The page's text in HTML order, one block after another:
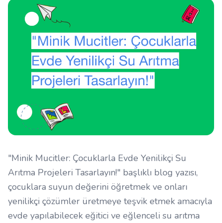
"Minik Mucitler: Çocuklarla Evde Yenilikçi Su
Arıtma Projeleri Tasarlayın!" başlıklı blog yazısı,
çocuklara suyun değerini öğretmek ve onları
yenilikçi çözümler üretmeye teşvik etmek amacıyla
evde yapılabilecek eğitici ve eğlenceli su arıtma